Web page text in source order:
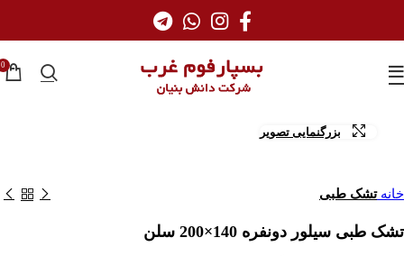
0
بزرگنمایی تصویر
خانهتشک طبی
تشک طبی سیلور دو‌نفره 140×200 سلن